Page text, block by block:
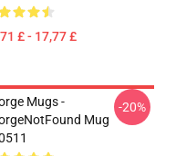
£ - 17,77 £
Mugs -
Mug
-20%